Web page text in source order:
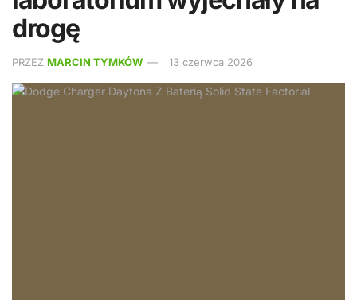
drogę
PRZEZ MARCIN TYMKÓW 13 czerwca 2026